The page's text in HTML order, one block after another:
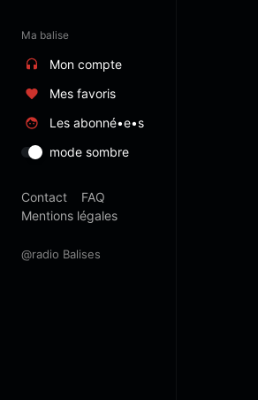
Ma balise
Mon compte
Mes favoris
Les abonné•e•s
mode sombre
Contact
FAQ
Mentions légales
@radio Balises